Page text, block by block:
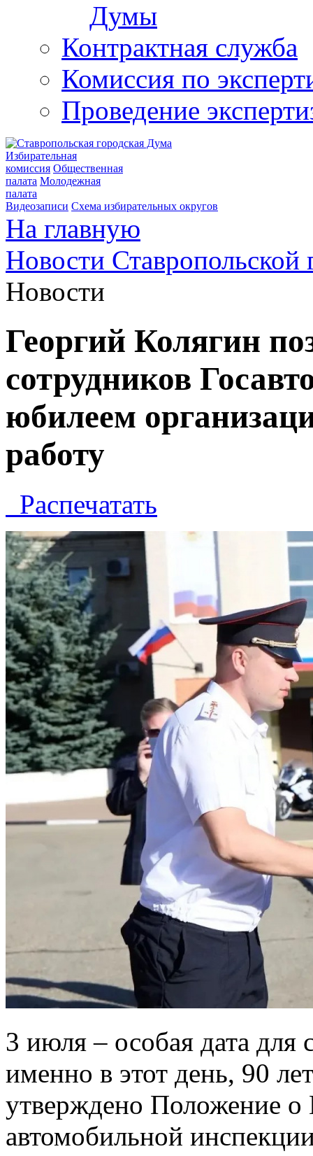
Думы
Контрактная служба
Комиссия по
Проведение
Избирательная
комиссия Общественная
палата Молодежная
палата
Видеозаписи Схема избирательных округов
На главную
Новости
Новости
Георгий Колягин
сотрудников
юбилеем
работу
Распечатать
3 июля – особая дата
именно в этот день, 90
утверждено Положение о
автомобильной